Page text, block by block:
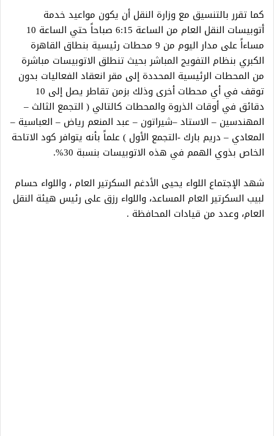
كما تقرر بالتنسيق مع وزارة النقل أن يكون مواعيد خدمة
أتوبيسات النقل العام من الساعة 6:15 صباحاً حتي الساعة 10
مساءاً على مدار اليوم من 9 محطات رئيسية بنطاق القاهرة
الكبري بنظام التفويج المباشر بحيث تنطلق الاتوبيسات مباشرة
من المحطات الرئيسية المحددة إلى مقر انعقاد الفعاليات بدون
توقف في أي محطات أخرى وذلك بزمن تقاطر يصل إلى 10
دقائق في أوقات الذروة والمحطات كالتالي ( التجمع الثالث –
المهندسين – الاستاد –شيراتون – عبد المنعم رياض – العباسية –
المعادي – دريم بارك -التجمع الأول ) علماً بأنه يتوافر كود الاتاحة
الخاص بذوي الهمم في هذه الاتوبيسات بنسبة 30%.
شهد الإجتماع اللواء يحيى الأدغم السكرتير العام ، واللواء حسام
لبيب السكرتير العام المساعد، واللواء رزق على رئيس هيئة النقل
العام، وعدد من قيادات المحافظة .